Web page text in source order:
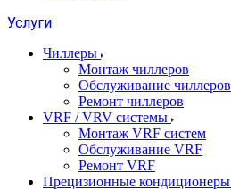
Услуги
Чиллеры
Монтаж чиллеров
Обслуживание чиллеров
Ремонт чиллеров
VRF / VRV системы
Монтаж VRF систем
Обслуживание VRF
Ремонт VRF
Прецизионные кондиционеры